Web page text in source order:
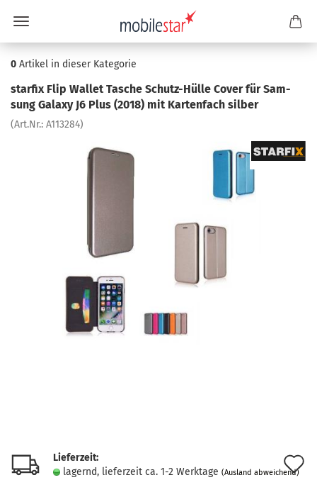
0 Artikel in dieser Kategorie
star­fix Flip Wal­let Ta­sche Schutz-​Hülle Cover für Sam­
sung Ga­la­xy J6 Plus (2018) mit Kar­ten­fach sil­ber
(Art.Nr.: A113284)
Lieferzeit:
lagernd, lieferzeit ca. 1-2 Werktage (Ausland abweichend)